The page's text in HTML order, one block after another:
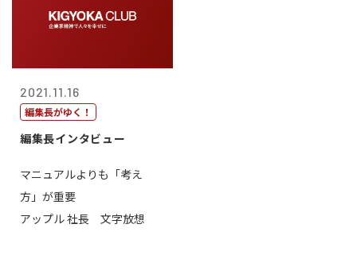
2021.11.16
編集長がゆく！
編集長インタビュー
マニュアルよりも「考え
方」が重要
アップル 社長 文字放想